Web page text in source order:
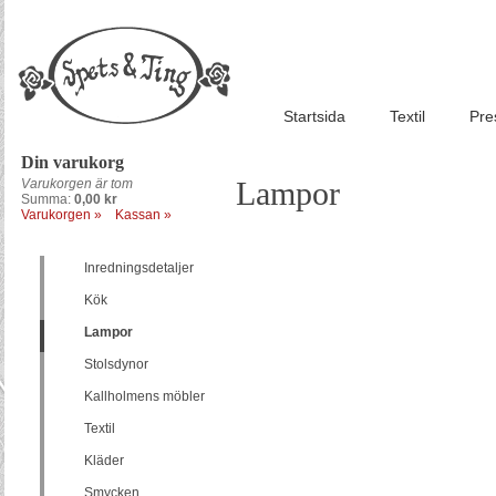
Startsida Textil
Din varukorg
Varukorgen är tom
Summa: 0,00 kr
Varukorgen »
Kassan »
Inredningsdetaljer
Kök
Lampor
Stolsdynor
Kallholmens möbler
Textil
Kläder
Smycken
Lampor